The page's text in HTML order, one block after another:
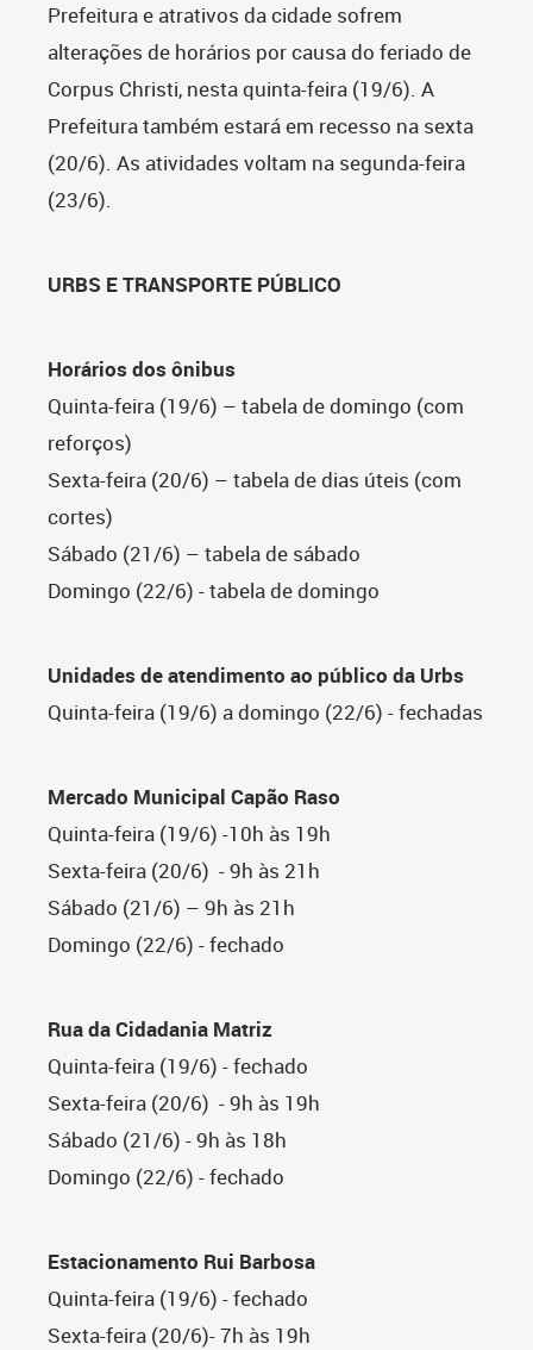
Prefeitura e atrativos da cidade sofrem
alterações de horários por causa do feriado de
Corpus Christi, nesta quinta-feira (19/6). A
Prefeitura também estará em recesso na sexta
(20/6). As atividades voltam na segunda-feira
(23/6).
URBS E TRANSPORTE PÚBLICO
Horários dos ônibus
Quinta-feira (19/6) – tabela de domingo (com
reforços)
Sexta-feira (20/6) – tabela de dias úteis (com
cortes)
Sábado (21/6) – tabela de sábado
Domingo (22/6) - tabela de domingo
Unidades de atendimento ao público da Urbs
Quinta-feira (19/6) a domingo (22/6) - fechadas
Mercado Municipal Capão Raso
Quinta-feira (19/6) -10h às 19h
Sexta-feira (20/6) - 9h às 21h
Sábado (21/6) – 9h às 21h
Domingo (22/6) - fechado
Rua da Cidadania Matriz
Quinta-feira (19/6) - fechado
Sexta-feira (20/6) - 9h às 19h
Sábado (21/6) - 9h às 18h
Domingo (22/6) - fechado
Estacionamento Rui Barbosa
Quinta-feira (19/6) - fechado
Sexta-feira (20/6)- 7h às 19h